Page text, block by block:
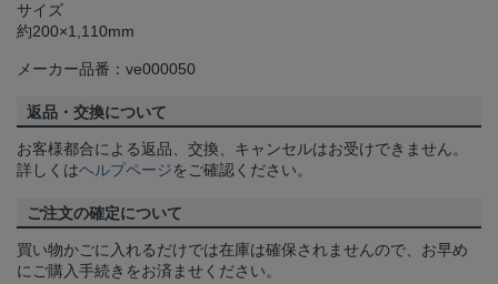
サイズ
約200×1,110mm
メーカー品番：ve000050
返品・交換について
お客様都合による返品、交換、キャンセルはお受けできません。
詳しくはヘルプページをご確認ください。
ご注文の確定について
買い物かごに入れるだけでは在庫は確保されませんので、お早め
にご購入手続きをお済ませください。